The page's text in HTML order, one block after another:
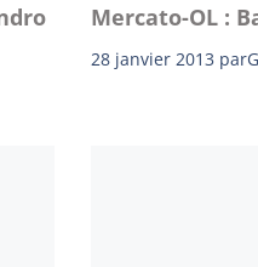
Mercato-OL :
28 janvier 2013 par